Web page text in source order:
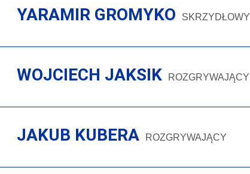
YARAMIR GROMYKO SKRZYDŁOWY
WOJCIECH JAKSIK ROZGRYWAJĄCY
JAKUB KUBERA ROZGRYWAJĄCY